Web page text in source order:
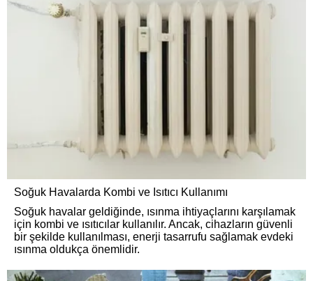
Soğuk Havalarda Kombi ve Isıtıcı Kullanımı
Soğuk havalar geldiğinde, ısınma ihtiyaçlarını karşılamak
için kombi ve ısıtıcılar kullanılır. Ancak, cihazların güvenli
bir şekilde kullanılması, enerji tasarrufu sağlamak evdeki
ısınma oldukça önemlidir.